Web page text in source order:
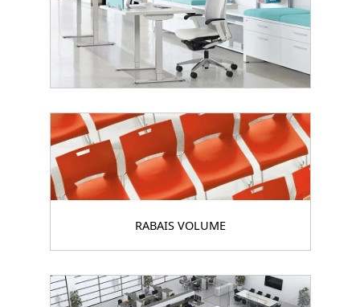
RABAIS VOLUME